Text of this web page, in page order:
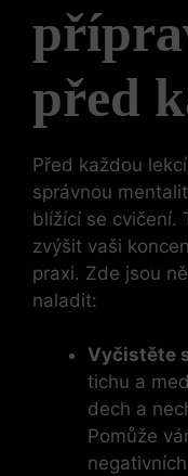
před
Před každou
správnou
blížící se cvičení.
zvýšit vaši
praxi. Zde jsou
naladit:
Vyčistěte
tichu a
dech a
Pomůže